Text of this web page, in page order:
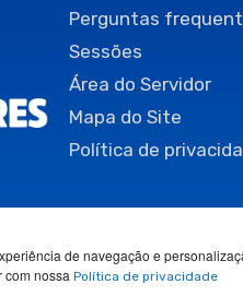
de navegação e
com nossa Política de privacidade
Perguntas
Sessões
Área do Servidor
Mapa do Site
Política de